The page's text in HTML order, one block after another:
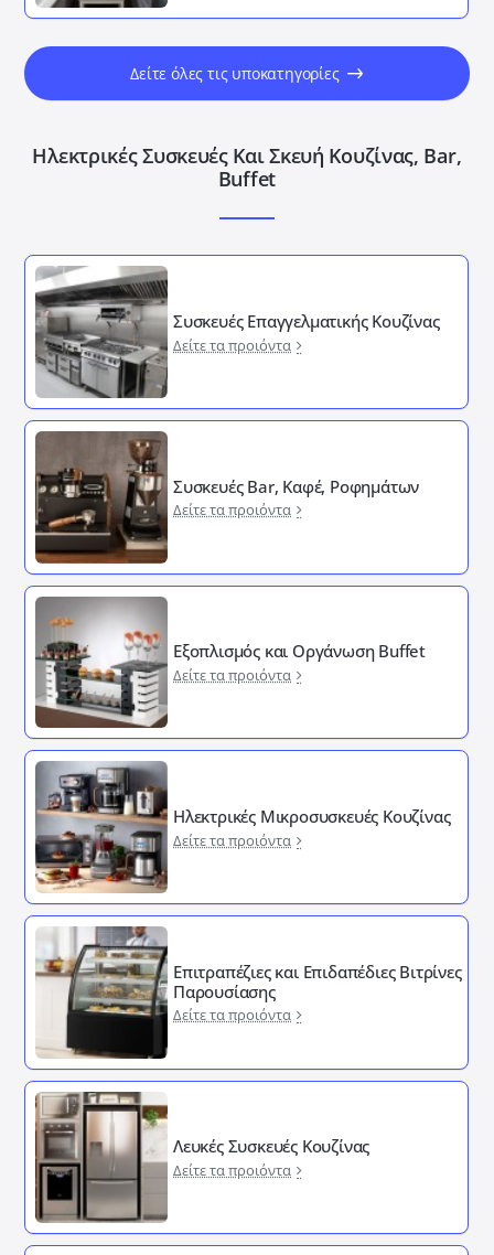
Δείτε όλες τις υποκατηγορίες
Ηλεκτρικές Συσκευές Και Σκευή Κουζίνας, Bar,
Buffet
Συσκευές Επαγγελματικής Κουζίνας
Δείτε τα προιόντα
Συσκευές Bar, Καφέ, Ροφημάτων
Δείτε τα προιόντα
Εξοπλισμός και Οργάνωση Buffet
Δείτε τα προιόντα
Ηλεκτρικές Μικροσυσκευές Κουζίνας
Δείτε τα προιόντα
Επιτραπέζιες και Επιδαπέδιες Βιτρίνες
Παρουσίασης
Δείτε τα προιόντα
Λευκές Συσκευές Κουζίνας
Δείτε τα προιόντα